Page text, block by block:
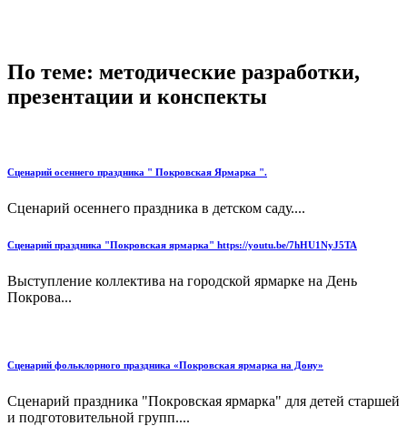
По теме: методические разработки,
презентации и конспекты
Сценарий осеннего праздника " Покровская Ярмарка ".
Сценарий осеннего праздника в детском саду....
Сценарий праздника "Покровская ярмарка" https://youtu.be/7hHU1NyJ5TA
Выступление коллектива на городской ярмарке на День
Покрова...
Сценарий фольклорного праздника «Покровская ярмарка на Дону»
Сценарий праздника "Покровская ярмарка" для детей старшей
и подготовительной групп....